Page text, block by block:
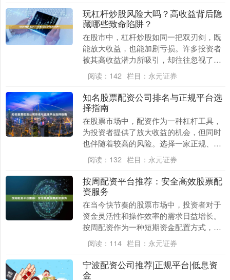
玩杠杆炒股风险大吗？高收益背后隐
藏哪些致命陷阱？
在股市中，杠杆炒股如同一把双刃剑，既
能放大收益，也能加剧亏损。许多投资者
被其高收益潜力所吸引，却往往忽视了背
后隐藏的致命陷阱。本文将深入探讨杠杆
炒股的风险与陷阱....
阅读： 142 栏目： 永元证券
知名股票配资公司排名与正规平台选
择指南
在股票市场中，配资作为一种杠杆工具，
为投资者提供了放大收益的机会，但同时
也伴随着较高的风险。选择一家正规、可
靠的配资公司至关重要。本文将为您介绍
知名股票配资公司....
阅读： 132 栏目： 永元证券
按周配资平台推荐：安全高效股票配
资服务
在当今快节奏的股票市场中，投资者对于
资金灵活性和操作效率的需求日益增长。
按周配资作为一种短期资金配置方式，因
其灵活性和高效性，逐渐受到广大投资者
的青睐。本文将为....
阅读： 114 栏目： 永元证券
宁波配资公司推荐|正规平台|低息资
金